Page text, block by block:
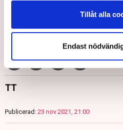
Tillåt alla
Endast
Trafik
SJ
TT
Publicerad: 23 nov 2021, 21:00